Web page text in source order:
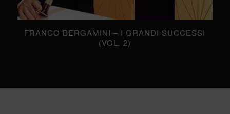
FRANCO BERGAMINI – I GRANDI SUCCESSI
(VOL. 2)